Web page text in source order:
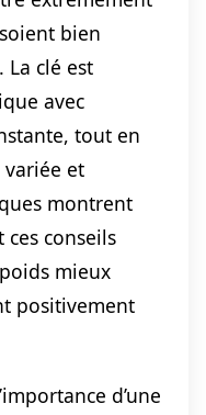
bien
La clé est
avec
tout en
et
montrent
conseils
mieux
positivement
d’une